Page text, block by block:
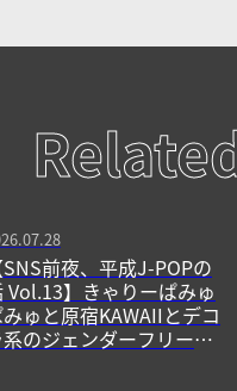
SNS前夜、平成J-POPの
Vol.13】きゃりーぱみゅ
ゅと原宿KAWAIIとデコ
系のジェンダーフリーな